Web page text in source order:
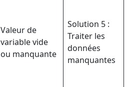
Valeur de
variable vide
ou manquante
Solution 5 :
Traiter les
données
manquantes